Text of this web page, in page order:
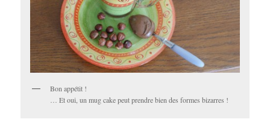
Bon appétit !
… Et oui, un mug cake peut prendre bien des formes bizarres !